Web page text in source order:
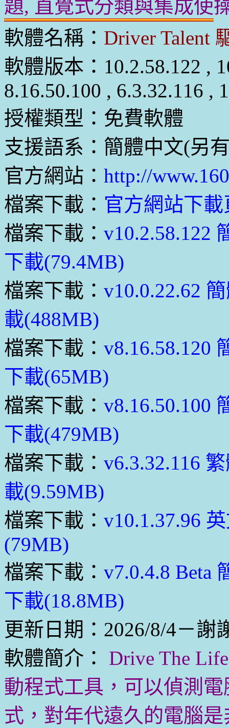
題, 直覺式分類與集成使
軟體名稱： Driver Talent
軟體版本：10.2.58.122 ,
8.16.50.100 , 6.3.32.116 ,
授權類型：免費軟體
支援語系：簡體中文(另
官方網站： http://
檔案下載： 官方網站下載
檔案下載： v10.2.58.122
下載(79.4MB)
檔案下載： v10.0.22.62
載(488MB)
檔案下載： v8.16.58.120
下載(65MB)
檔案下載： v8.16.50.100
下載(479MB)
檔案下載： v6.3.32.116
載(9.59MB)
檔案下載： v10.1.37.96
(79MB)
檔案下載： v7.0.4.8 Beta
下載(18.8MB)
更新日期：2026/8/4－謝
軟體簡介：
Drive The
動程式工具，可以偵測
式，對年代遠久的電腦